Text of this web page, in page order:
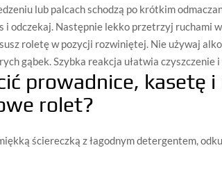
lub palcach schodzą po krótkim
i odczekaj. Następnie lekko przetrzyj ruchami
roletę w pozycji rozwiniętej. Nie używaj
gąbek. Szybka reakcja ułatwia czyszczenie
prowadnice, kasetę
rolet?
ściereczką z łagodnym detergentem,